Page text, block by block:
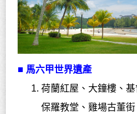
■ 馬六甲世界遺產
荷蘭紅屋、大鐘樓、
保羅教堂、雞場古董街